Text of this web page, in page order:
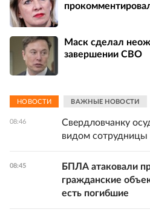
Маск сделал
завершении СВО
НОВОСТИ ВАЖНЫЕ НОВОСТИ
08:46
Свердловчанку
видом
08:45
БПЛА атаковали
гражданские
есть погибшие